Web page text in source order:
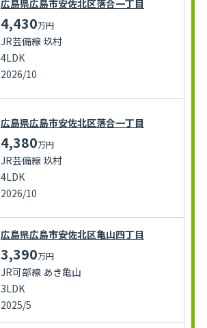
広島県広島市安佐北区落合一丁目
4,430万円
JR芸備線 玖村
4LDK
2026/10
広島県広島市安佐北区落合一丁目
4,380万円
JR芸備線 玖村
4LDK
2026/10
広島県広島市安佐北区亀山四丁目
3,390万円
JR可部線 あき亀山
3LDK
2025/5